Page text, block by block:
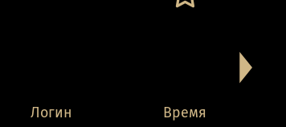
Логин Время